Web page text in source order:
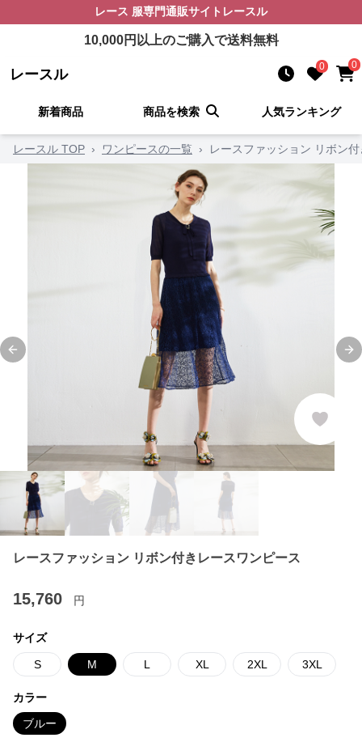
レース 服専門通販サイト レースル
10,000円以上のご購入で送料無料
レースル 0 0
新着商品 商品を検索 人気ランキング
レースル TOP › ワンピースの一覧 › レースファッション リボン
Previous slide
レースファッション リボン付きレースワンピース
15,760 円
サイズ
S M L XL 2XL 3XL
カラー
ブルー